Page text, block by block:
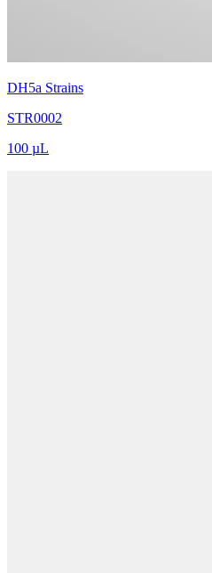
DH5a Strains
STR0002
100 µL